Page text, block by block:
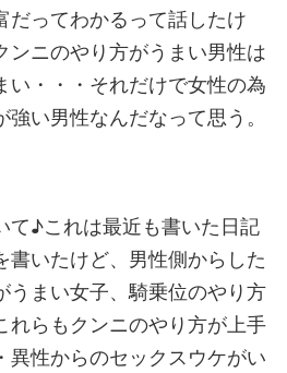
だってわかるって話したけ
ンニのやり方がうまい男性は
い・・・それだけで女性の為
い男性なんだなって思う。
て♪これは最近も書いた日記
書いたけど、男性側からした
うまい女子、騎乗位のやり方
れらもクンニのやり方が上手
異性からのセックスウケがい